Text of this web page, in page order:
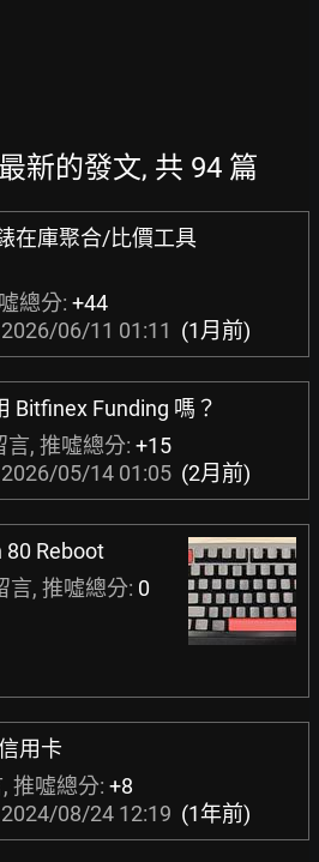
新的發文, 共 94 篇
在庫聚合/比價工具
總分: +44
2026/06/11 01:11 (1月前)
Bitfinex Funding 嗎？
言, 推噓總分: +15
2026/05/14 01:05 (2月前)
80 Reboot
言, 推噓總分: 0
用卡
推噓總分: +8
2024/08/24 12:19 (1年前)